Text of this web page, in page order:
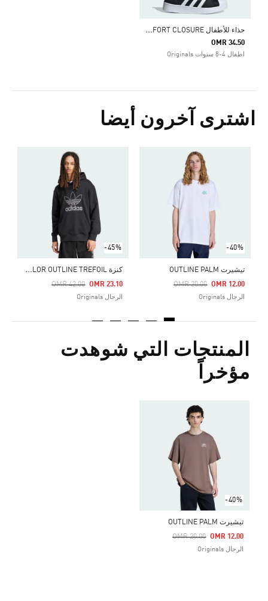
ح
ذاء للأطفال SUPERSTAR 360 COMFORT CLOSURE
OMR 34.50
اطفال 4-8 سنوات Originals
اشترى آخرون أيضا
-40%
تيشيرت OUTLINE PALM
Price Reduced From
OMR 20.00
To OMR 12.00
الرجال Originals
-45%
ك
نزة ADICOLOR OUTLINE TREFOIL
Price Reduced From
OMR 42.00
To OMR 23.10
الرجال Originals
Price Reduced From
المنتجات التي شوهدت
مؤخراً
-40%
تيشيرت OUTLINE PALM
Price Reduced From
OMR 20.00
To OMR 12.00
الرجال Originals